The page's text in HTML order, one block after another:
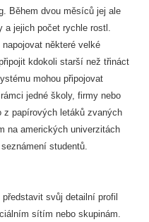
Během dvou měsíců jej ale
a jejich počet rychle rostl.
některé velké
kdokoli starší než třináct
mohou připojovat
jedné školy, firmy nebo
z papírových letáků zvaných
na amerických univerzitách
studentů.
svůj detailní profil
sítím nebo skupinám.